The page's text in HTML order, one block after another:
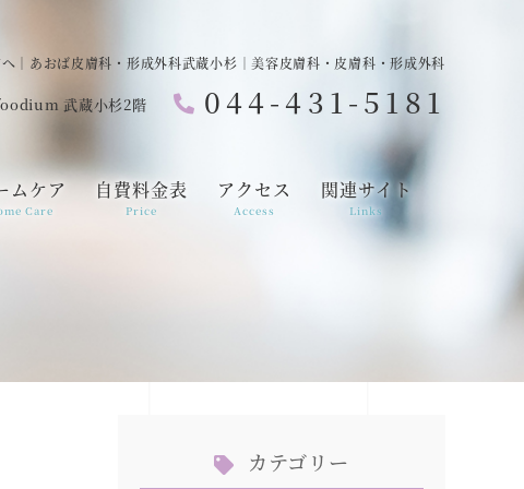
｜あおば皮膚科・形成外科武蔵小杉｜美容皮膚科・皮膚科・形成外科
武蔵小杉2階 044-431-5181
ムケア
Care
自費料金表
Price
アクセス
Access
関連サイト
Links
カテゴリー